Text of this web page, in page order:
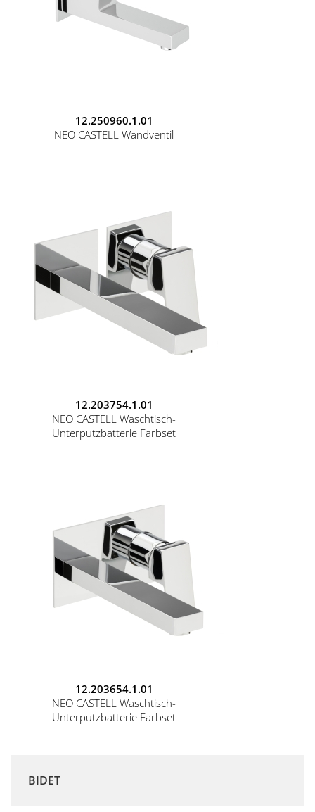
12.250960.1.01
NEO CASTELL Wandventil
12.203754.1.01
NEO CASTELL Waschtisch-
Unterputzbatterie Farbset
12.203654.1.01
NEO CASTELL Waschtisch-
Unterputzbatterie Farbset
BIDET